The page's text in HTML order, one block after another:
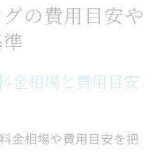
の費用目安や
金相場と費用目安
金相場や費用目安を把